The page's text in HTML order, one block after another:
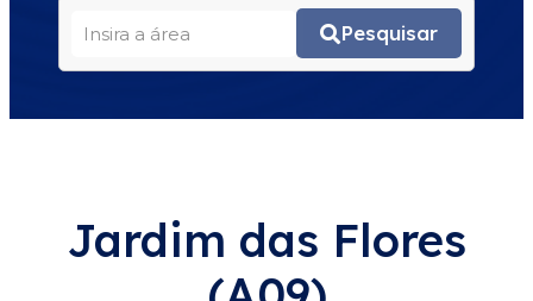
Pesquisar
Jardim das Flores